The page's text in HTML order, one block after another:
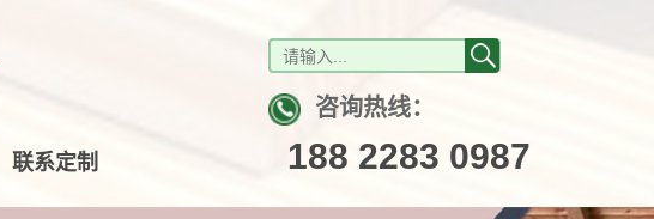
联系定制
咨询热线：
188 2283 0987